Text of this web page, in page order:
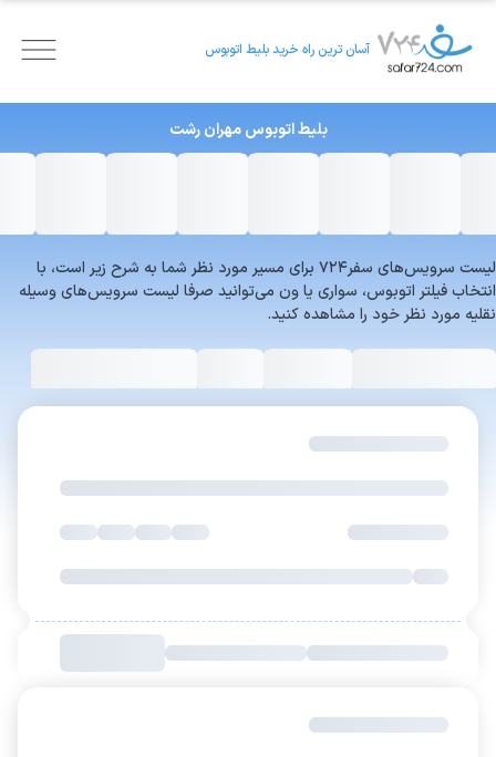
آسان ترین راه خرید بلیط اتوبوس
بلیط اتوبوس مهران رشت
لیست سرویس‌های سفر۷۲۴ برای مسیر مورد نظر شما به شرح زیر است، با
انتخاب فیلتر اتوبوس، سواری یا ون می‌توانید صرفا لیست سرویس‌های وسیله
نقلیه مورد نظر خود را مشاهده کنید.